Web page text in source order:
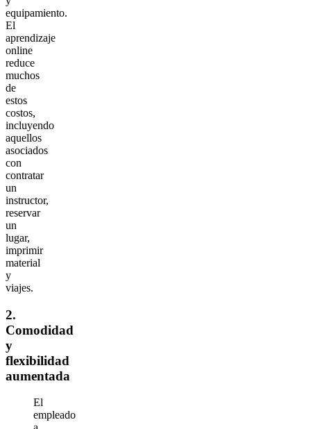
equipamiento.
El
aprendizaje
online
reduce
muchos
de
estos
costos,
incluyendo
aquellos
asociados
con
contratar
un
instructor,
reservar
un
lugar,
imprimir
material
y
viajes.
2.
Comodidad
y
flexibilidad
aumentada
El
empleado